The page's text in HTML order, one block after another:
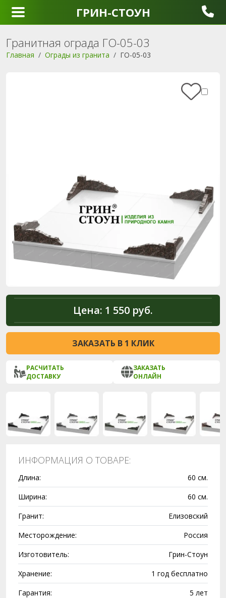
ГРИН-СТОУН
Гранитная ограда ГО-05-03
Главная Ограды из гранита ГО-05-03
Цена: 1 550 руб.
ЗАКАЗАТЬ В 1 КЛИК
РАСЧИТАТЬ
ДОСТАВКУ
ЗАКАЗАТЬ
ОНЛАЙН
ИНФОРМАЦИЯ О ТОВАРЕ:
Длина:
60 см.
Ширина:
60 см.
Гранит:
Елизовский
Месторождение:
Россия
Изготовитель:
Грин-Стоун
Хранение:
1 год бесплатно
Гарантия:
5 лет